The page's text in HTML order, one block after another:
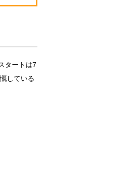
タートは7
している